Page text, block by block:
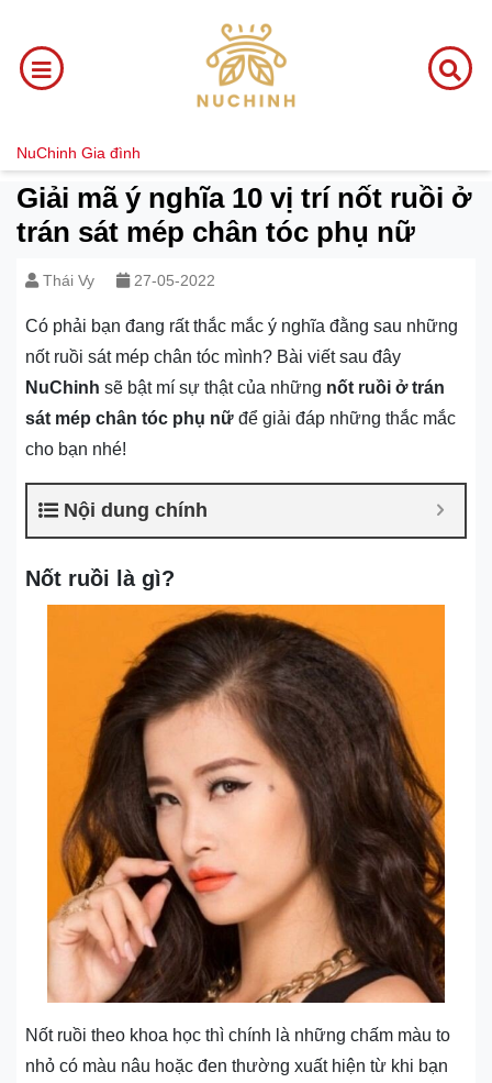
NuChinh Gia đình
Giải mã ý nghĩa 10 vị trí nốt ruồi ở
trán sát mép chân tóc phụ nữ
Thái Vy 27-05-2022
Có phải bạn đang rất thắc mắc ý nghĩa đằng sau những
nốt ruồi sát mép chân tóc mình? Bài viết sau đây
NuChinh sẽ bật mí sự thật của những nốt ruồi ở trán
sát mép chân tóc phụ nữ để giải đáp những thắc mắc
cho bạn nhé!
Nội dung chính
Nốt ruồi là gì?
Nốt ruồi theo khoa học thì chính là những chấm màu to
nhỏ có màu nâu hoặc đen thường xuất hiện từ khi bạn